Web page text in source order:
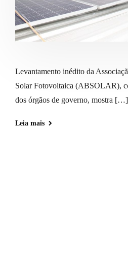
Levantamento inédito da
Solar Fotovoltaica (ABSOLAR),
dos órgãos de governo, mostra […]
Leia mais